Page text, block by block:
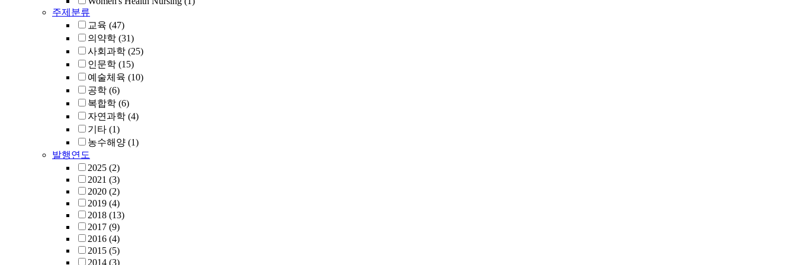
주제분류
교육 (47)
의약학 (31)
사회과학 (25)
인문학 (15)
예술체육 (10)
공학 (6)
복합학 (6)
자연과학 (4)
기타 (1)
농수해양 (1)
발행연도
2025 (2)
2021 (3)
2020 (2)
2019 (4)
2018 (13)
2017 (9)
2016 (4)
2015 (5)
2014 (3)